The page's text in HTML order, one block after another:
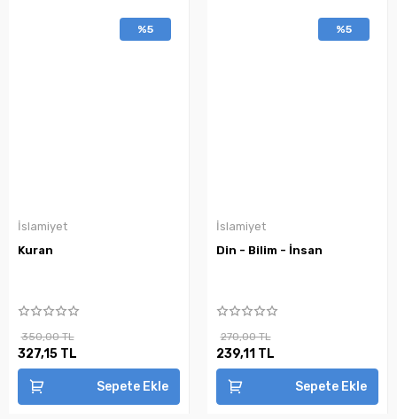
%5
İslamiyet
Kuran
350,00 TL
327,15 TL
Sepete Ekle
%5
İslamiyet
Din - Bilim - İnsan
270,00 TL
239,11 TL
Sepete Ekle